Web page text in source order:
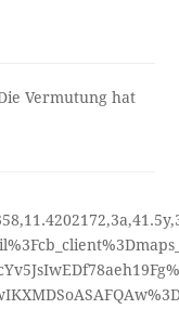
Vermutung hat